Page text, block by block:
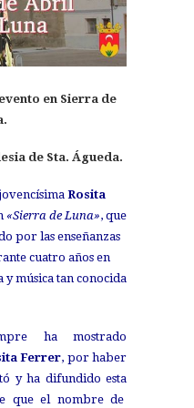
en Sierra de
de Sta. Águeda.
Rosita
«Sierra de Luna», que
por las enseñanzas
cuatro años en
música tan conocida
ha mostrado
Ferrer, por haber
y ha difundido esta
que el nombre de